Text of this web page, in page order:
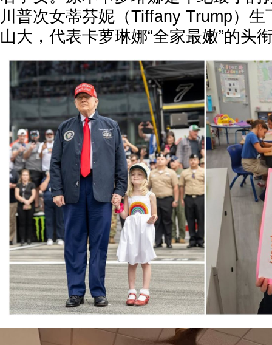
川普次女蒂芬妮（Tiffany Trump）
山大，代表卡萝琳娜“全家最嫩”的头